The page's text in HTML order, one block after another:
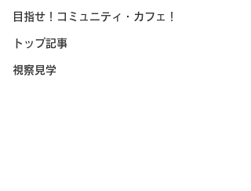
目指せ！コミュニティ・カフェ！
トップ記事
視察見学